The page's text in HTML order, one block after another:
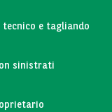
tecnico e tagliando
sinistrati